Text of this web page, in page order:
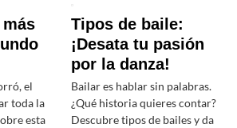
el
toda la
esta
Tipos de baile:
¡Desata tu pasión
por la danza!
Bailar es hablar sin palabras.
¿Qué historia quieres contar?
Descubre tipos de bailes y da